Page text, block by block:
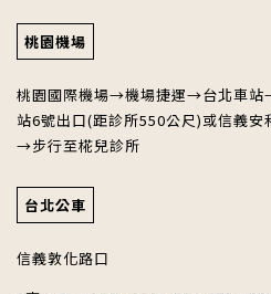
台北公車
信義敦化路口
桃園機場
桃園國際機場→機場捷運→台北車
站6號出口(距診所550公尺)或信義
→步行至椛兒診所